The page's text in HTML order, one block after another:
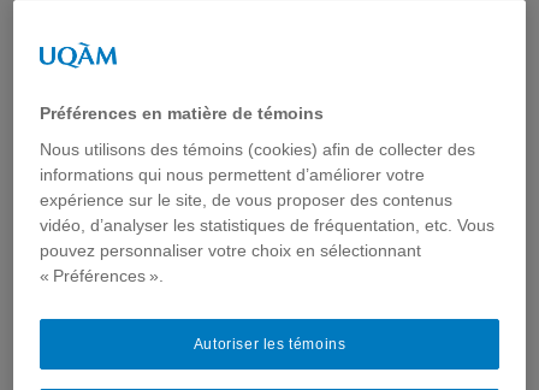
de références
proposés par :
Nathalie Lafranchise :
Titre : Chercheurs et militants peuvent-ils être des
partenaires ? L’exemple français du Groupement
pour la recherche sur les mouvements familiaux
La recherche partenariale au CRISES
Préférences en matière de témoins
Nous utilisons des témoins (cookies) afin de collecter des
informations qui nous permettent d’améliorer votre
expérience sur le site, de vous proposer des contenus
vidéo, d’analyser les statistiques de fréquentation, etc. Vous
pouvez personnaliser votre choix en sélectionnant
« Préférences ».
Autoriser les témoins